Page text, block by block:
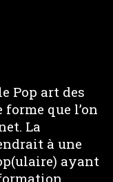
Pop art des
que l’on
La
à une
ayant